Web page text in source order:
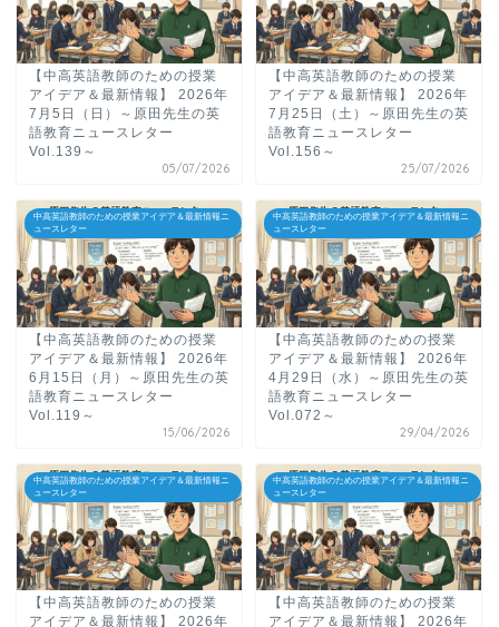
【中高英語教師のための授業
アイデア＆最新情報】 2026年
7月5日（日）～原田先生の英
語教育ニュースレター
Vol.139～
05/07/2026
【中高英語教師のための授業
アイデア＆最新情報】 2026年
7月25日（土）～原田先生の英
語教育ニュースレター
Vol.156～
25/07/2026
中高英語教師のための授業アイデア＆最新情報ニ
ュースレター
【中高英語教師のための授業
アイデア＆最新情報】 2026年
6月15日（月）～原田先生の英
語教育ニュースレター
Vol.119～
15/06/2026
中高英語教師のための授業アイデア＆最新情報ニ
ュースレター
【中高英語教師のための授業
アイデア＆最新情報】 2026年
4月29日（水）～原田先生の英
語教育ニュースレター
Vol.072～
29/04/2026
中高英語教師のための授業アイデア＆最新情報ニ
ュースレター
【中高英語教師のための授業
アイデア＆最新情報】 2026年
中高英語教師のための授業アイデア＆最新情報ニ
ュースレター
【中高英語教師のための授業
アイデア＆最新情報】 2026年